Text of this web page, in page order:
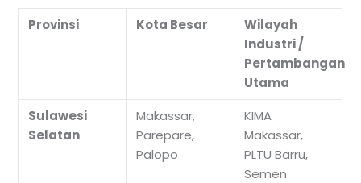
Provinsi Kota Besar
Wilayah
Industri /
Pertambangan
Utama
Sulawesi
Selatan
Makassar,
Parepare,
Palopo
KIMA
Makassar,
PLTU Barru,
Semen